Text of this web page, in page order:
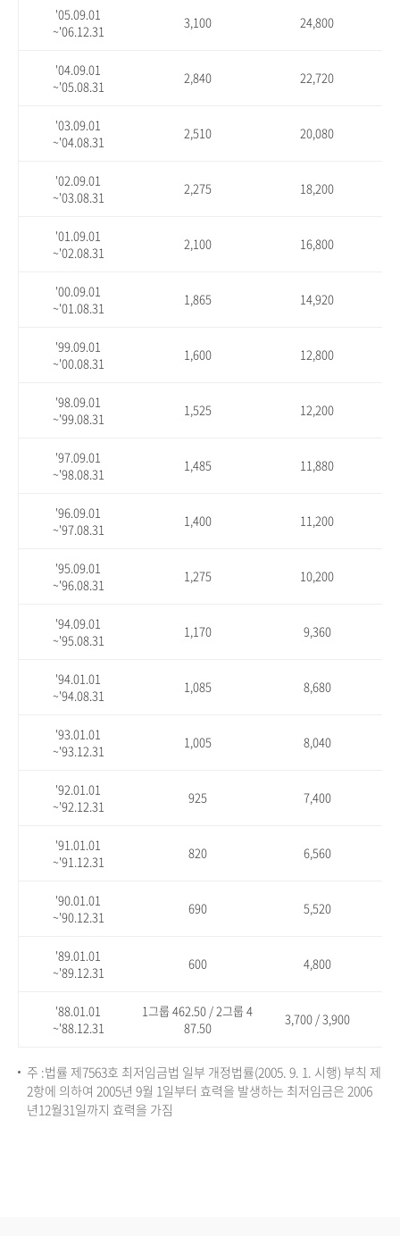
'05.09.01
~'06.12.31
3,100 24,800
'04.09.01
~'05.08.31
2,840 22,720
'03.09.01
~'04.08.31
2,510 20,080
'02.09.01
~'03.08.31
2,275 18,200
'01.09.01
~'02.08.31
2,100 16,800
'00.09.01
~'01.08.31
1,865 14,920
'99.09.01
~'00.08.31
1,600 12,800
'98.09.01
~'99.08.31
1,525 12,200
'97.09.01
~'98.08.31
1,485 11,880
'96.09.01
~'97.08.31
1,400 11,200
'95.09.01
~'96.08.31
1,275 10,200
'94.09.01
~'95.08.31
1,170 9,360
'94.01.01
~'94.08.31
1,085 8,680
'93.01.01
~'93.12.31
1,005 8,040
'92.01.01
~'92.12.31
925 7,400
'91.01.01
~'91.12.31
820 6,560
'90.01.01
~'90.12.31
690 5,520
'89.01.01
~'89.12.31
600 4,800
'88.01.01
~'88.12.31
1그룹 462.50 / 2그룹 4
87.50
3,700 / 3,900
주 :법률 제7563호 최저임금법 일부 개정법률(2005. 9. 1. 시행) 부칙 제
2항에 의하여 2005년 9월 1일부터 효력을 발생하는 최저임금은 2006
년12월31일까지 효력을 가짐